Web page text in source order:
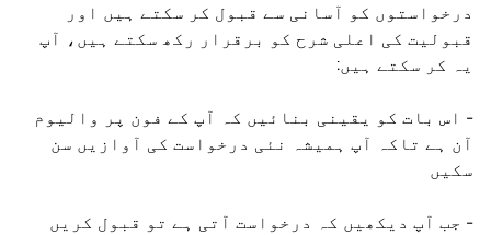
درخواستوں کو آسانی سے قبول کر سکتے ہیں اور
قبولیت کی اعلی شرح کو برقرار رکھ سکتے ہیں، آپ
یہ کر سکتے ہیں:
- اس بات کو یقینی بنائیں کہ آپ کے فون پر والیوم
آن ہے تاکہ آپ ہمیشہ نئی درخواست کی آوازیں سن
سکیں
- جب آپ دیکھیں کہ درخواست آتی ہے تو قبول کریں